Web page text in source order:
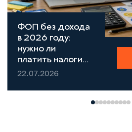
ФОП без дохода
в 2026 году:
нужно ли
платить налоги и
сдавать
22.07.2026